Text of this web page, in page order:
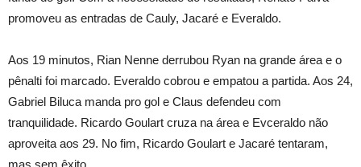
promoveu as entradas de Cauly, Jacaré e Everaldo.
Aos 19 minutos, Rian Nenne derrubou Ryan na grande área e o
pênalti foi marcado. Everaldo cobrou e empatou a partida. Aos 24,
Gabriel Biluca manda pro gol e Claus defendeu com
tranquilidade. Ricardo Goulart cruza na área e Evceraldo não
aproveita aos 29. No fim, Ricardo Goulart e Jacaré tentaram,
mas sem êxito.